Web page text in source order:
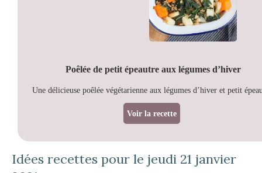
Poêlée de petit épeautre aux légumes d’hiver
Une délicieuse poêlée végétarienne aux légumes d’hiver et petit
Voir la recette
Idées recettes pour le jeudi 21 janvier